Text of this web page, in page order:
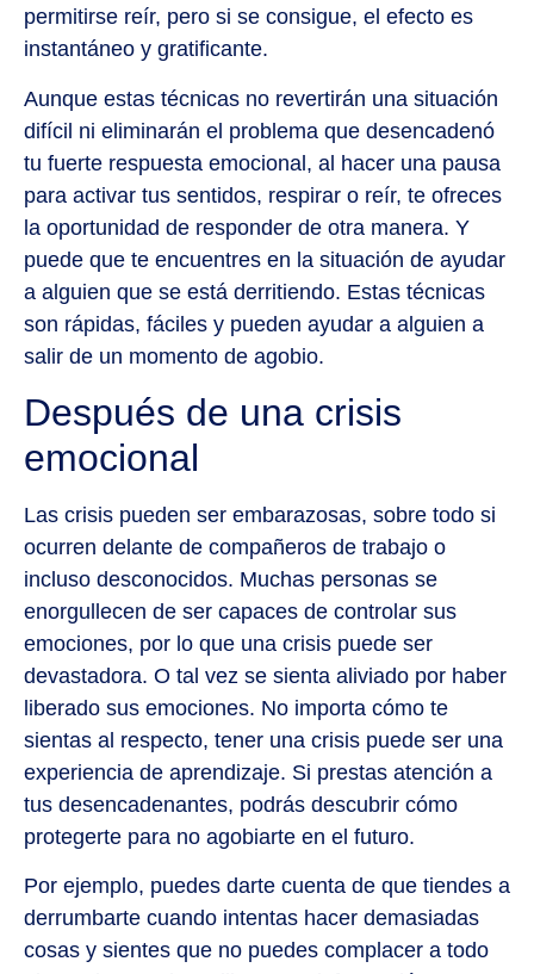
permitirse reír, pero si se consigue, el efecto es
instantáneo y gratificante.
Aunque estas técnicas no revertirán una situación
difícil ni eliminarán el problema que desencadenó
tu fuerte respuesta emocional, al hacer una pausa
para activar tus sentidos, respirar o reír, te ofreces
la oportunidad de responder de otra manera. Y
puede que te encuentres en la situación de ayudar
a alguien que se está derritiendo. Estas técnicas
son rápidas, fáciles y pueden ayudar a alguien a
salir de un momento de agobio.
Después de una crisis
emocional
Las crisis pueden ser embarazosas, sobre todo si
ocurren delante de compañeros de trabajo o
incluso desconocidos. Muchas personas se
enorgullecen de ser capaces de controlar sus
emociones, por lo que una crisis puede ser
devastadora. O tal vez se sienta aliviado por haber
liberado sus emociones. No importa cómo te
sientas al respecto, tener una crisis puede ser una
experiencia de aprendizaje. Si prestas atención a
tus desencadenantes, podrás descubrir cómo
protegerte para no agobiarte en el futuro.
Por ejemplo, puedes darte cuenta de que tiendes a
derrumbarte cuando intentas hacer demasiadas
cosas y sientes que no puedes complacer a todo